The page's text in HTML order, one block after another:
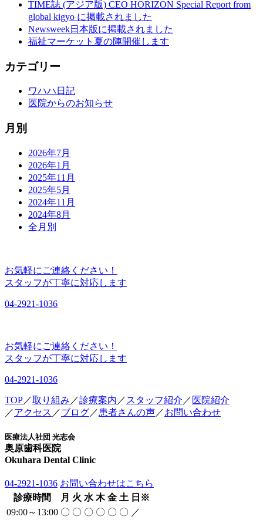
TIME誌 (アジア版) CEO HORIZON Special Report from
global kigyo に掲載されました
Newsweek日本版に掲載されました
福祉マーケット夏の陣開催します
カテゴリー
ワハハ日記
医院からのお知らせ
月別
2026年7月
2026年1月
2025年11月
2025年5月
2024年11月
2024年8月
全月別
TOP／取り組み ／診療案内 ／ スタッフ紹介 ／ 医院紹介
／アクセス ／ブログ／患者さんの声／お問い合わせ
医療法人社団 光志会
奥原歯科医院
Okuhara Dental Clinic
04-2921-1036 お問い合わせはこちら
診療時間
月 火 水 木 金 土 日 ※
09:00～13:00 〇 〇 〇 〇 〇 〇 ／